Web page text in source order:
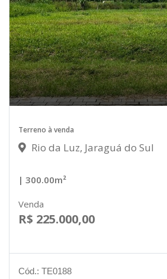
Terreno à venda
Rio da Luz, Jaraguá do Sul
| 300.00m²
Venda
R$ 225.000,00
Cód.: TE0188